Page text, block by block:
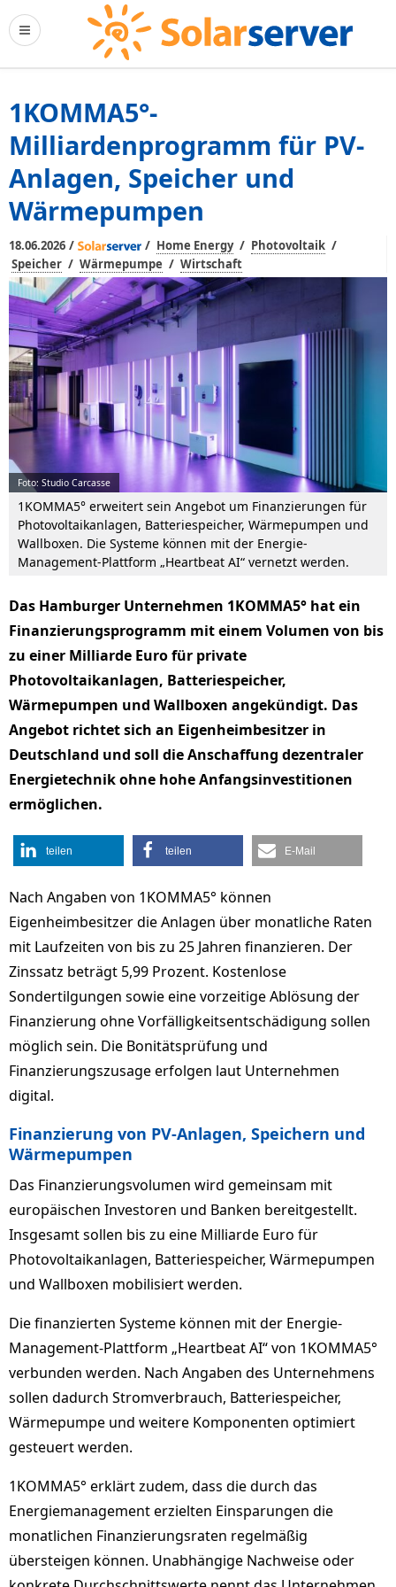
1KOMMA5°-
Milliardenprogramm für PV-
Anlagen, Speicher und
Wärmepumpen
18.06.2026 / / Home Energy / Photovoltaik /
Speicher / Wärmepumpe / Wirtschaft
Foto: Studio Carcasse
1KOMMA5° erweitert sein Angebot um Finanzierungen für
Photovoltaikanlagen, Batteriespeicher, Wärmepumpen und
Wallboxen. Die Systeme können mit der Energie-
Management-Plattform „Heartbeat AI“ vernetzt werden.
Das Hamburger Unternehmen 1KOMMA5° hat ein
Finanzierungsprogramm mit einem Volumen von bis
zu einer Milliarde Euro für private
Photovoltaikanlagen, Batteriespeicher,
Wärmepumpen und Wallboxen angekündigt. Das
Angebot richtet sich an Eigenheimbesitzer in
Deutschland und soll die Anschaffung dezentraler
Energietechnik ohne hohe Anfangsinvestitionen
ermöglichen.
teilen teilen E-Mail
Nach Angaben von 1KOMMA5° können
Eigenheimbesitzer die Anlagen über monatliche Raten
mit Laufzeiten von bis zu 25 Jahren finanzieren. Der
Zinssatz beträgt 5,99 Prozent. Kostenlose
Sondertilgungen sowie eine vorzeitige Ablösung der
Finanzierung ohne Vorfälligkeitsentschädigung sollen
möglich sein. Die Bonitätsprüfung und
Finanzierungszusage erfolgen laut Unternehmen
digital.
Finanzierung von PV-Anlagen, Speichern und
Wärmepumpen
Das Finanzierungsvolumen wird gemeinsam mit
europäischen Investoren und Banken bereitgestellt.
Insgesamt sollen bis zu eine Milliarde Euro für
Photovoltaikanlagen, Batteriespeicher, Wärmepumpen
und Wallboxen mobilisiert werden.
Die finanzierten Systeme können mit der Energie-
Management-Plattform „Heartbeat AI“ von 1KOMMA5°
verbunden werden. Nach Angaben des Unternehmens
sollen dadurch Stromverbrauch, Batteriespeicher,
Wärmepumpe und weitere Komponenten optimiert
gesteuert werden.
1KOMMA5° erklärt zudem, dass die durch das
Energiemanagement erzielten Einsparungen die
monatlichen Finanzierungsraten regelmäßig
übersteigen können. Unabhängige Nachweise oder